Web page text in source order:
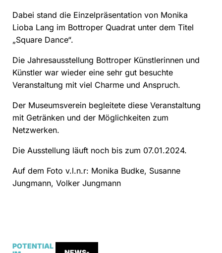
Dabei stand die Einzelpräsentation von Monika
Lioba Lang im Bottroper Quadrat unter dem Titel
„Square Dance“.
Die Jahresausstellung Bottroper Künstlerinnen und
Künstler war wieder eine sehr gut besuchte
Veranstaltung mit viel Charme und Anspruch.
Der Museumsverein begleitete diese Veranstaltung
mit Getränken und der Möglichkeiten zum
Netzwerken.
Die Ausstellung läuft noch bis zum 07.01.2024.
Auf dem Foto v.l.n.r: Monika Budke, Susanne
Jungmann, Volker Jungmann
POTENTIAL